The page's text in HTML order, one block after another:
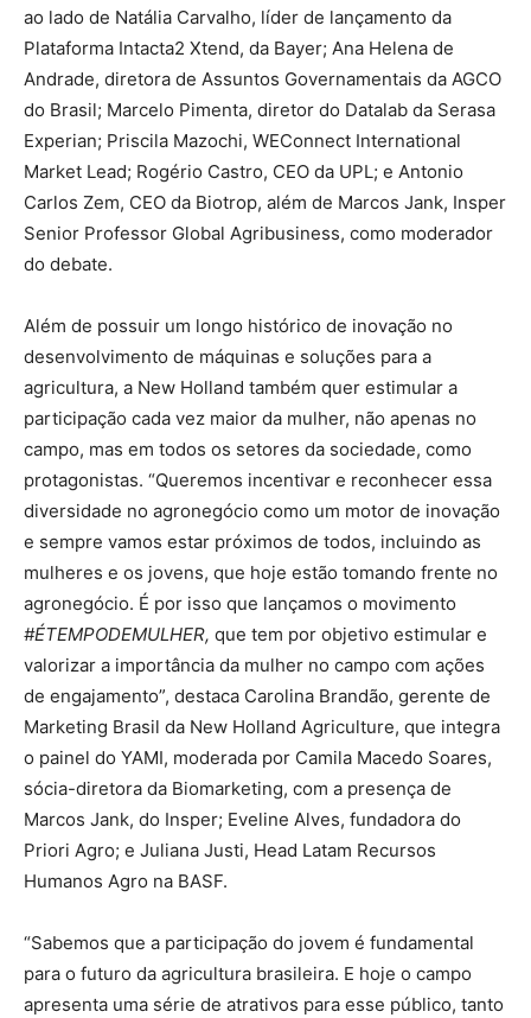
ao lado de Natália Carvalho, líder de lançamento da
Plataforma Intacta2 Xtend, da Bayer; Ana Helena de
Andrade, diretora de Assuntos Governamentais da AGCO
do Brasil; Marcelo Pimenta, diretor do Datalab da Serasa
Experian; Priscila Mazochi, WEConnect International
Market Lead; Rogério Castro, CEO da UPL; e Antonio
Carlos Zem, CEO da Biotrop, além de Marcos Jank, Insper
Senior Professor Global Agribusiness, como moderador
do debate.
Além de possuir um longo histórico de inovação no
desenvolvimento de máquinas e soluções para a
agricultura, a New Holland também quer estimular a
participação cada vez maior da mulher, não apenas no
campo, mas em todos os setores da sociedade, como
protagonistas. “Queremos incentivar e reconhecer essa
diversidade no agronegócio como um motor de inovação
e sempre vamos estar próximos de todos, incluindo as
mulheres e os jovens, que hoje estão tomando frente no
agronegócio. É por isso que lançamos o movimento
#ÉTEMPODEMULHER, que tem por objetivo estimular e
valorizar a importância da mulher no campo com ações
de engajamento”, destaca Carolina Brandão, gerente de
Marketing Brasil da New Holland Agriculture, que integra
o painel do YAMI, moderada por Camila Macedo Soares,
sócia-diretora da Biomarketing, com a presença de
Marcos Jank, do Insper; Eveline Alves, fundadora do
Priori Agro; e Juliana Justi, Head Latam Recursos
Humanos Agro na BASF.
“Sabemos que a participação do jovem é fundamental
para o futuro da agricultura brasileira. E hoje o campo
apresenta uma série de atrativos para esse público, tanto